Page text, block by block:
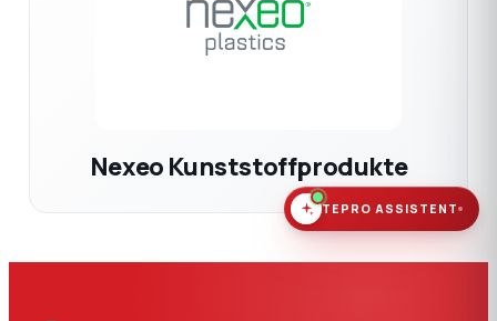
Nexeo Kunststoffprodukte
TEPRO ASSISTENT